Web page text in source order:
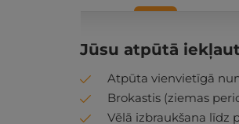
Jūsu atpūtā
Atpūta vienvietīgā
Brokastis (ziemas
Vēlā izbraukšana līdz